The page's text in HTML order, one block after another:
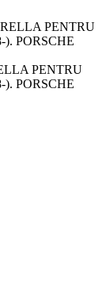
PENTRU
PORSCHE